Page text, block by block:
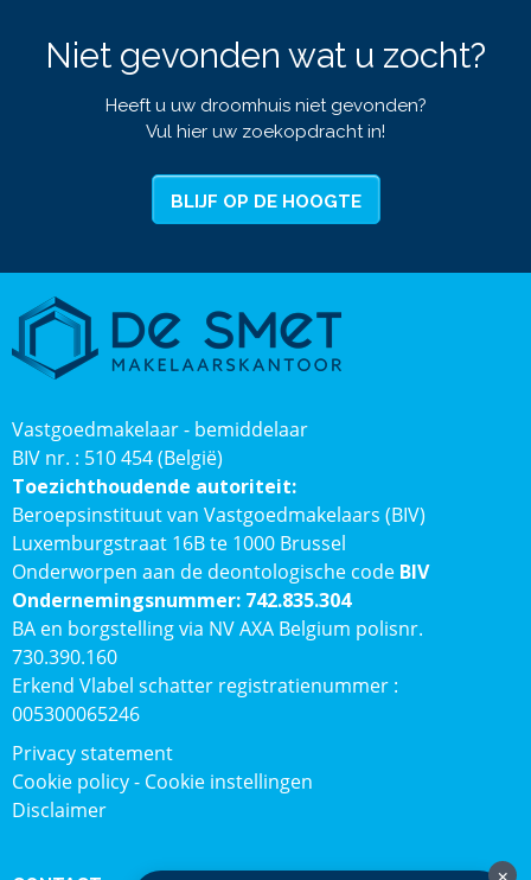
Niet gevonden wat u zocht?
Heeft u uw droomhuis niet gevonden?
Vul hier uw zoekopdracht in!
BLIJF OP DE HOOGTE
Vastgoedmakelaar - bemiddelaar
BIV nr. : 510 454 (België)
Toezichthoudende autoriteit:
Beroepsinstituut van Vastgoedmakelaars (BIV)
Luxemburgstraat 16B te 1000 Brussel
Onderworpen aan de deontologische code BIV
Ondernemingsnummer: 742.835.304
BA en borgstelling via NV AXA Belgium polisnr.
730.390.160
Erkend Vlabel schatter registratienummer :
005300065246
Privacy statement
Cookie policy- Cookie instellingen
Disclaimer